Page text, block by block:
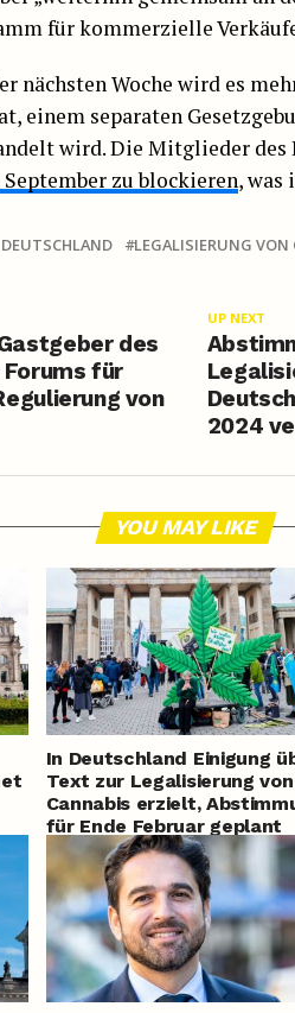
für kommerzielle
nächsten Woche wird es
einem separaten
wird. Die Mitglieder des
zu blockieren, was
LEGALISIERUNG VON
UP NEXT
2024
des
für
von
YOU MAY LIKE
In Deutschland Einigung
Text zur Legalisierung von
Cannabis erzielt,
für Ende Februar geplant